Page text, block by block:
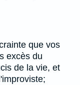
que vos
excès du
de la vie, et